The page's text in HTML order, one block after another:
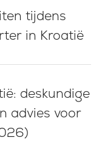
tijdens
in Kroatië
deskundige
advies voor